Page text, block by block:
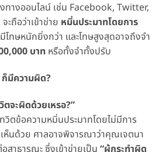
ทางออนไลน์ เช่น Facebook, Twitter,
ถือว่าเข้าข่าย หมิ่นประมาทโดยการ
ทษหนักยิ่งกว่า และโทษสูงสุดอาจถึงจำ
บาท หรือทั้งจำทั้งปรับ
ก็มีความผิด?
ตจะผิดด้วยเหรอ?”
ตข้อความหมิ่นประมาทโดยไม่มีการ
ห็นด้วย ศาลอาจพิจารณาว่าคุณเจตนา
าธารณะ ซึ่งเข้าข่ายเป็น “ผู้กระทำผิด